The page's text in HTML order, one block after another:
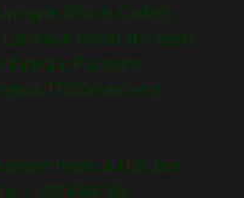
17h) et Cadets
Larunbat honetako esku
Poussins
17:00etan) eta
nique au lac par
– Uztailak 26,